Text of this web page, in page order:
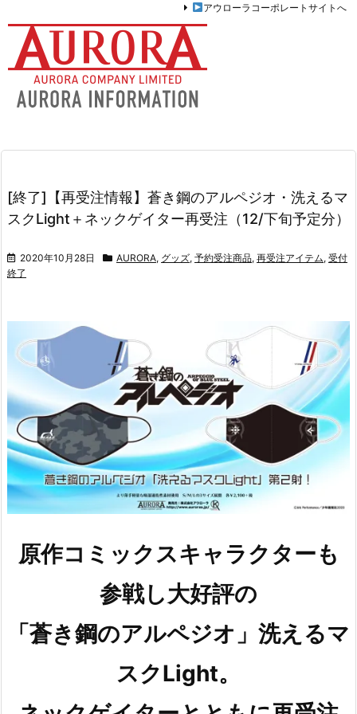
アウローラコーポレートサイトへ
[終了]【再受注情報】蒼き鋼のアルペジオ・洗えるマ
スクLight＋ネックゲイター再受注（12/下旬予定分）
2020年10月28日 AURORA, グッズ, 予約受注商品, 再受注アイテム, 受付
終了
原作コミックスキャラクターも
参戦し大好評の
「蒼き鋼のアルペジオ」洗えるマ
スクLight。